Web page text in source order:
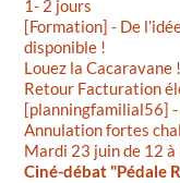
1- 2 jours
[Formation] - De
disponible !
Louez la Cacaravane !
Retour Facturation
[planningfamilial56] -
Annulation fortes
Mardi 23 juin de 12 à
Ciné-débat "Pédale